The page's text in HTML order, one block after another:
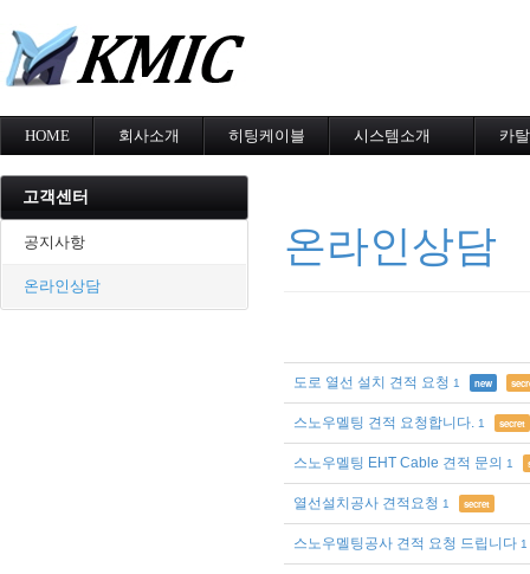
HOME 회사소개 히팅케이블
지붕융설
시스템소개
동파방지
소화배관투입형
카
고객센터
공지사항
온라인상담
온라인상담
도로 열선 설치 견적 요청 1 new
스노우멜팅 견적 요청합니다. 1 secret
스노우멜팅 EHT Cable 견적 문의 1
열선설치공사 견적요청 1 secret
스노우멜팅공사 견적 요청 드립니다 1